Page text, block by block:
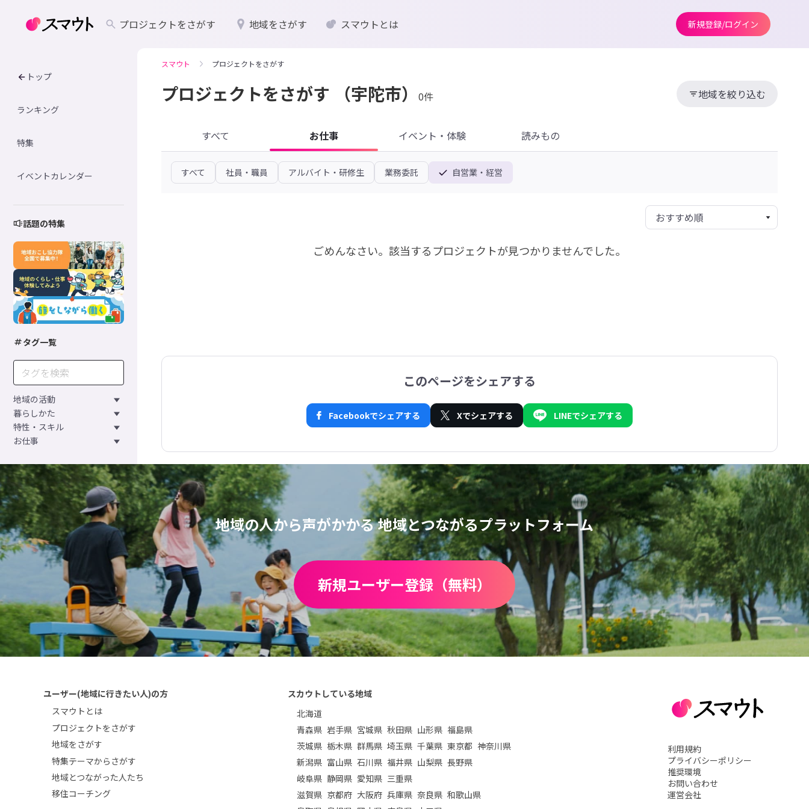
プロジェクトをさがす 地域をさがす スマウトとは 新規登録/ログイン
トップ
ランキング
特集
イベントカレンダー
話題の特集
タグ一覧
地域の活動
暮らしかた
特性・スキル
お仕事
スマウト プロジェクトをさがす
プロジェクトをさがす （宇陀市） 0件 地域を絞り込む
すべて お仕事 イベント・体験 読みもの
すべて 社員・職員 アルバイト・研修生 業務委託 自営業・経営
ごめんなさい。 該当するプロジェクトが見つかりませんでした。
このページをシェアする
Facebookでシェアする Xでシェアする LINEでシェアする
地域の人から声がかかる地域とつながるプラットフォーム
新規ユーザー登録（無料）
ユーザー(地域に行きたい人)の方
スマウトとは
プロジェクトをさがす
地域をさがす
特集テーマからさがす
地域とつながった人たち
移住コーチング
スカウトしている地域
北海道
青森県 岩手県 宮城県 秋田県 山形県 福島県
茨城県 栃木県 群馬県 埼玉県 千葉県 東京都 神奈川県
新潟県 富山県 石川県 福井県 山梨県 長野県
岐阜県 静岡県 愛知県 三重県
滋賀県 京都府 大阪府 兵庫県 奈良県 和歌山県
利用規約
プライバシーポリシー
推奨環境
お問い合わせ
運営会社